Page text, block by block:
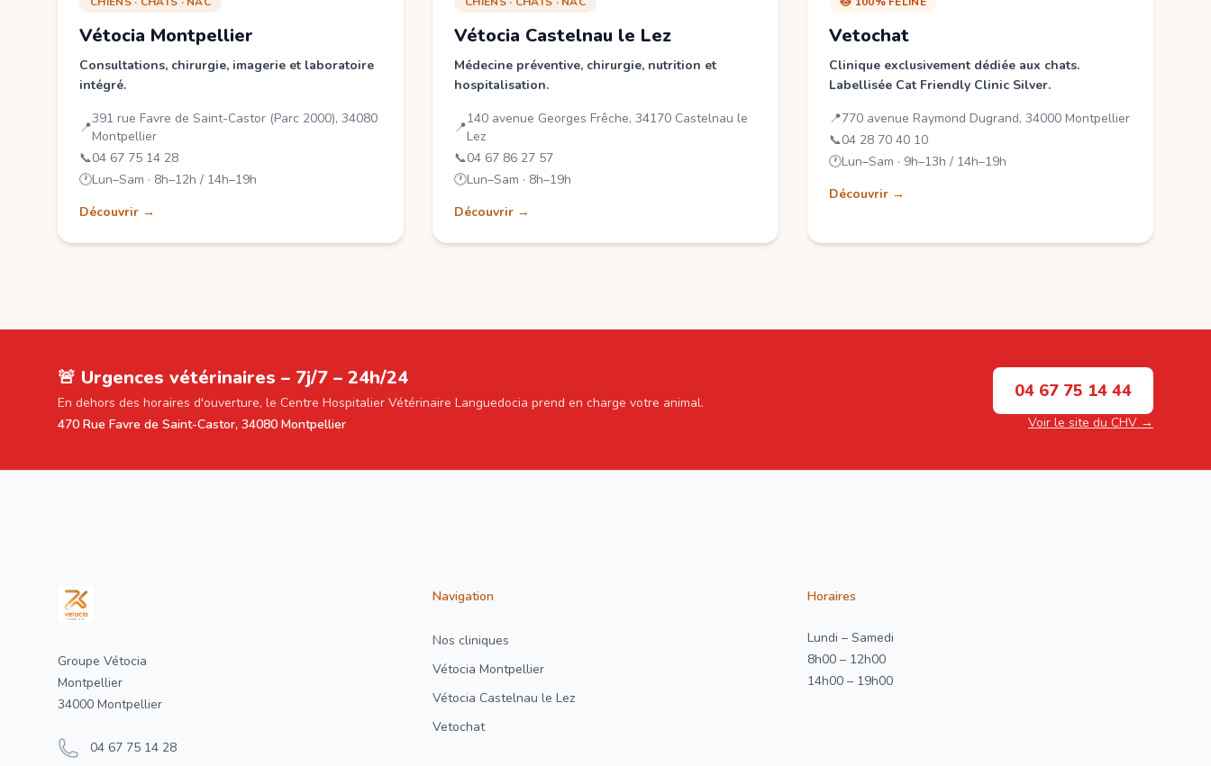
Vétocia Montpellier
Consultations, chirurgie, imagerie et laboratoire
intégré.
📍
391 rue Favre de Saint-Castor (Parc 2000), 34080
Montpellier
📞04 67 75 14 28
🕐Lun–Sam · 8h–12h / 14h–19h
Découvrir →
Vétocia Castelnau le Lez
Médecine préventive, chirurgie, nutrition et
hospitalisation.
📍
140 avenue Georges Frêche, 34170 Castelnau le
Lez
📞04 67 86 27 57
🕐Lun–Sam · 8h–19h
Découvrir →
Vetochat
Clinique exclusivement dédiée aux chats.
Labellisée Cat Friendly Clinic Silver.
📍770 avenue Raymond Dugrand, 34000 Montpellier
📞04 28 70 40 10
🕐Lun–Sam · 9h–13h / 14h–19h
Découvrir →
🚨 Urgences vétérinaires – 7j/7 – 24h/24
En dehors des horaires d'ouverture, le Centre Hospitalier Vétérinaire Languedocia prend en charge votre animal.
470 Rue Favre de Saint-Castor, 34080 Montpellier
04 67 75 14 44
Voir le site du CHV →
Groupe Vétocia
Montpellier
34000 Montpellier
04 67 75 14 28
Navigation
Nos cliniques
Vétocia Montpellier
Vétocia Castelnau le Lez
Vetochat
Horaires
Lundi – Samedi
8h00 – 12h00
14h00 – 19h00